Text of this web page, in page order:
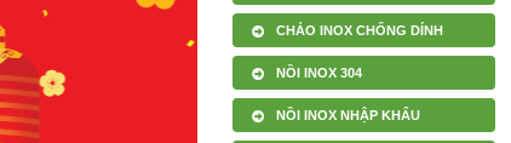
CHẢO INOX CHỐNG DÍNH
NỒI INOX 304
NỒI INOX NHẬP KHẨU